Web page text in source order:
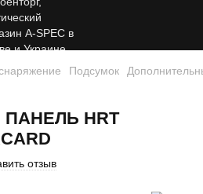
Подсумок
HRT
отзыв